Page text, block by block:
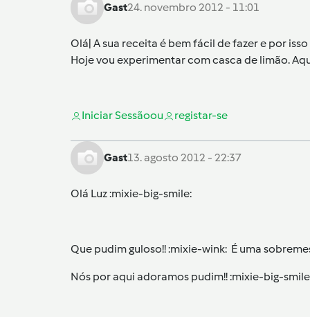
Gast24. novembro 2012 - 11:01
Olá| A sua receita é bem fácil de fazer e por
Hoje vou experimentar com casca de limão.
Iniciar Sessãoou registar-se
Gast13. agosto 2012 - 22:37
Olá Luz :mixie-big-smile:
Que pudim guloso!! :mixie-wink: É uma
Nós por aqui adoramos pudim!! :mixie-big-